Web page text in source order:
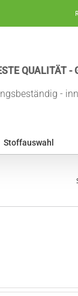
QUALITÄT -
-
Stoffauswahl